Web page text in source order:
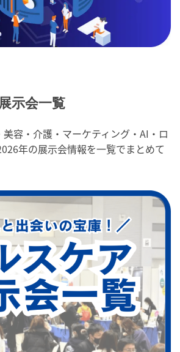
示会一覧
容・介護・マーケティング・AI・ロ
年の展示会情報を一覧でまとめて